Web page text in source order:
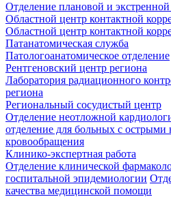
Отделение плановой и
Областной центр контактной
Областной центр контактной
Патанатомическая служба
Патологоанатомическое отделение
Рентгеновский центр региона
Лаборатория радиационного
региона
Региональный сосудистый центр
Отделение неотложной
отделение для больных с
кровообращения
Клинико-экспертная работа
Отделение клинической
госпитальной эпидемиологии
качества медицинской помощи